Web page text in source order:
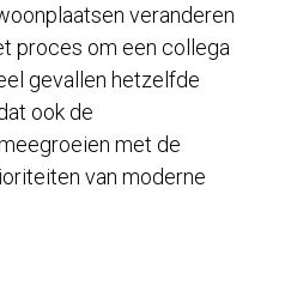
veranderen
proces om een collega
gevallen hetzelfde
ook de
met de
van moderne